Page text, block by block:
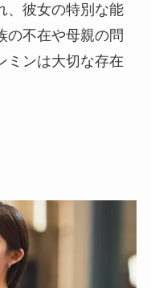
、彼女の特別な能
の不在や母親の問
ミンは大切な存在